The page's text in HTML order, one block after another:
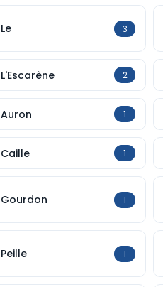
Le 3
L'Escarène 2
Auron 1
Caille 1
Gourdon 1
Peille 1